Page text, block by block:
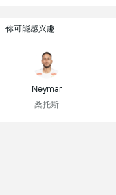
你可能感兴趣
Neymar
桑托斯